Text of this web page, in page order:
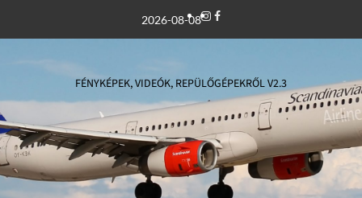
2026-08-08Instagram
Facebook
FÉNYKÉPEK, VIDEÓK, REPÜLŐGÉPEKRŐL V2.3